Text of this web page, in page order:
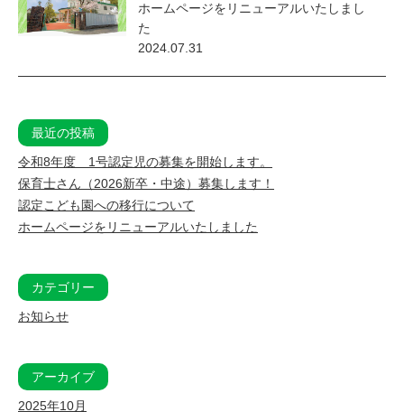
ホームページをリニューアルいたしまし
た
2024.07.31
最近の投稿
令和8年度 1号認定児の募集を開始します。
保育士さん（2026新卒・中途）募集します！
認定こども園への移行について
ホームページをリニューアルいたしました
カテゴリー
お知らせ
アーカイブ
2025年10月